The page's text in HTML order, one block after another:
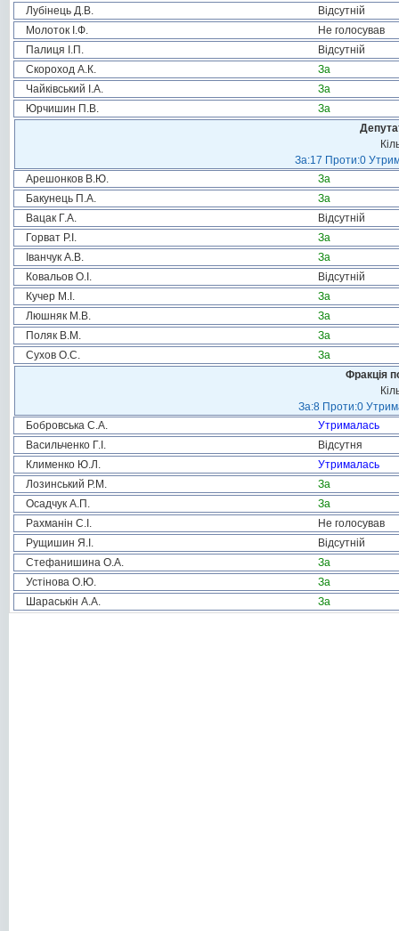
Лубінець Д.В.
Відсутній
Молоток І.Ф.
Не голосував
Палиця І.П.
Відсутній
Скороход А.К.
За
Чайківський І.А.
За
Юрчишин П.В.
За
За:17 Проти:0
Арешонков В.Ю.
За
Бакунець П.А.
За
Вацак Г.А.
Відсутній
Горват Р.І.
За
Іванчук А.В.
За
Ковальов О.І.
Відсутній
Кучер М.І.
За
Люшняк М.В.
За
Поляк В.М.
За
Сухов О.С.
За
Фракція
За:8 Проти:0
Бобровська С.А.
Утрималась
Васильченко Г.І.
Відсутня
Клименко Ю.Л.
Утрималась
Лозинський Р.М.
За
Осадчук А.П.
За
Рахманін С.І.
Не голосував
Рущишин Я.І.
Відсутній
Стефанишина О.А.
За
Устінова О.Ю.
За
Шараськін А.А.
За